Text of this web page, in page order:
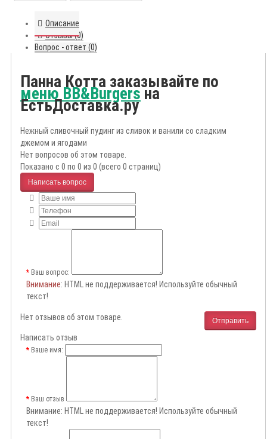
Описание
Отзывы (0)
Вопрос - ответ (0)
Панна Котта заказывайте по
меню BB&Burgersна
ЕстьДоставка.ру
Нежный сливочный пудинг из сливок и ванили со сладким
джемом и ягодами
Нет вопросов об этом товаре.
Показано с 0 по 0 из 0 (всего 0 страниц)
Написать вопрос
Ваш вопрос:
Внимание: HTML не поддерживается! Используйте обычный
текст!
Отправить
Нет отзывов об этом товаре.
Написать отзыв
Ваше имя:
Ваш отзыв
Внимание: HTML не поддерживается! Используйте обычный
текст!